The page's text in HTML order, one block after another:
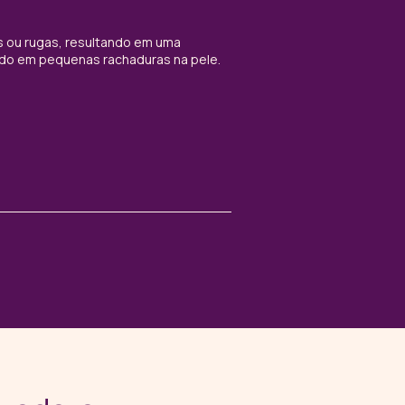
rugas, resultando em uma
em pequenas rachaduras na pele.